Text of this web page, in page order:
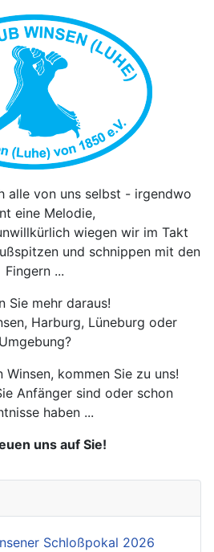
alle von uns selbst - irgendwo
eine Melodie,
wiegen wir im Takt
und schnippen mit den
Fingern ...
Sie mehr daraus!
Harburg, Lüneburg oder
Umgebung?
Winsen, kommen Sie zu uns!
Anfänger sind oder schon
haben ...
uns auf Sie!
Schloßpokal 2026